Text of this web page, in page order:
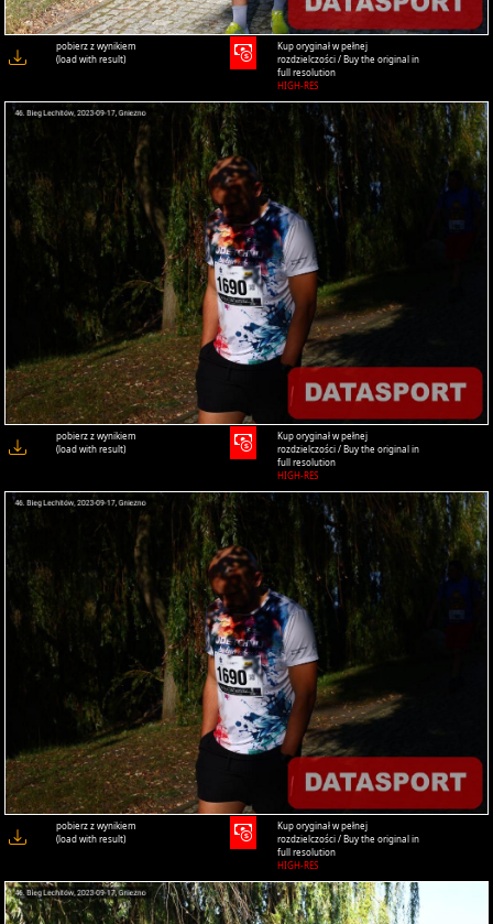
pobierz z wynikiem
(load with result)
Kup oryginał w pełnej
rozdzielczości / Buy the original in
full resolution
HIGH-RES
pobierz z wynikiem
(load with result)
Kup oryginał w pełnej
rozdzielczości / Buy the original in
full resolution
HIGH-RES
pobierz z wynikiem
(load with result)
Kup oryginał w pełnej
rozdzielczości / Buy the original in
full resolution
HIGH-RES